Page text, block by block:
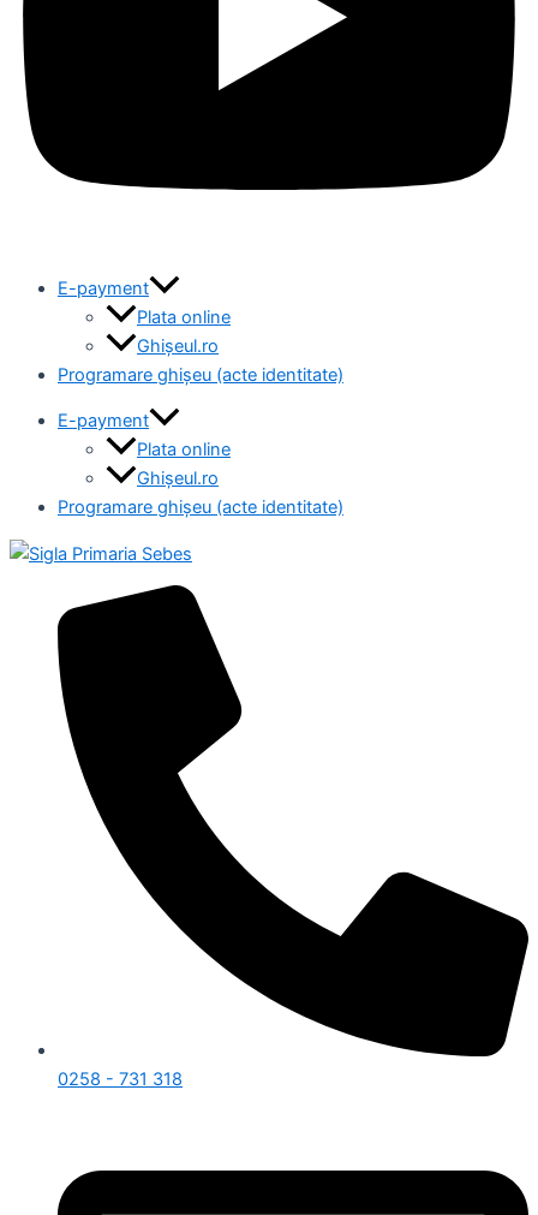
E-payment
Plata online
Ghișeul.ro
Programare ghișeu (acte identitate)
E-payment
Plata online
Ghișeul.ro
Programare ghișeu (acte identitate)
0258 - 731 318